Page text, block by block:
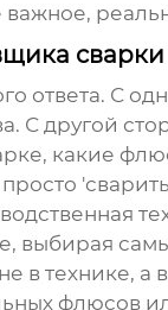
важное,
ответа. С
С другой
какие
выбирая
в технике,
флюсов